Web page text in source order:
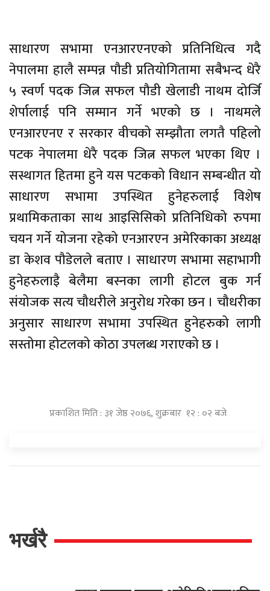
साधारण सभामा एनआरएनएको प्रतिनिधित्व गदै
नेपालमा हालै सम्पन्न पौडी प्रतियोगितामा सबैभन्द धेरै
५ स्वर्ण पदक जित्न सफल पौडी खेलाडी नाथम दोर्जि
शेर्पालाई पनि सम्मान गर्ने भएको छ । नाथमले
एनआरएनए र सरकार वीचको सम्झौता लगतै पहिलो
पटक नेपालमा धेरै पदक जित्न सफल भएका थिए ।
सस्थागत हितमा हुने यस पटकको विधान सम्बन्धीत यो
साधारण सभामा उपस्थित हुनेहरुलाई विशेष
प्रथामिकताका साथ आइसिसिको प्रतिनिधिको रुपमा
चयन गर्ने योजना रहेको एनआरएन अमेरिकाका अध्यक्ष
डा केशव पौडेलले बताए । साधारण सभामा सहाभागी
हुनेहरुलाइै बेलैमा बस्नका लागी होटल बुक गर्न
संयोजक सत्य चौधरीले अनुरोध गरेका छन । चौधरीका
अनुसार साधारण सभामा उपस्थित हुनेहरुको लागी
सस्तोमा होटलको कोठा उपलब्ध गराएको छ ।
प्रकाशित मिति : ३१ जेष्ठ २०७६, शुक्रबार १२ : ०२ बजे
भर्खरै